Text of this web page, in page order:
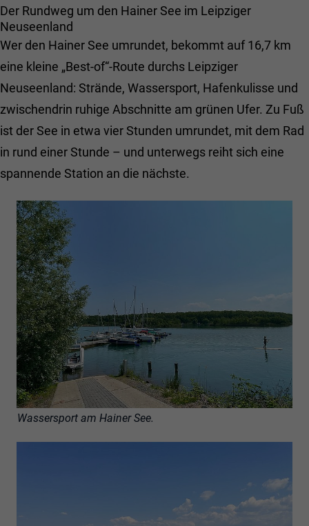
Der Rundweg um den Hainer See im Leipziger
Neuseenland
Wer den Hainer See umrundet, bekommt auf 16,7 km
eine kleine „Best-of“-Route durchs Leipziger
Neuseenland: Strände, Wassersport, Hafenkulisse und
zwischendrin ruhige Abschnitte am grünen Ufer. Zu Fuß
ist der See in etwa vier Stunden umrundet, mit dem Rad
in rund einer Stunde – und unterwegs reiht sich eine
spannende Station an die nächste.
Wassersport am Hainer See.
Zweck
Behält die Zustände des Benutzers bei allen
Seitenanfragen bei.
Name chatbase_anon_id
Anbieter Haus im Schilf
Zweck
Der Cookie speichert eine anonyme
Benutzer-ID, um Interaktionen mit dem
Chatbot über verschiedene Sitzungen
Name
Anbieter
Laufzeit Session
Zweck
Behält die Zustände des Benutzers bei allen
Seitenanfragen bei.
Name
Laufzeit 1 Tag
Zweck
Cookie von Google für Website-Analysen.
Erzeugt statistische Daten darüber, wie der
Besucher die Website nutzt.
Anbieter
Laufzeit
Zweck
Erzeugt statistische Daten darüber, wie der
Besucher die Website nutzt.
Name _fbp
Anbieter
Laufzeit 3 Monate
Zweck
Wird von Facebook verwendet, um eine
Reihe von Werbeprodukten wie z.B.
Echtzeit-Gebote von Drittanbietern zu
liefern.
Cookie-Informationen anzeigen
Externe Inhalte
Wir verwenden auf unserer Website externe Inhalte, um Ihnen
zusätzliche Informationen anzubieten.